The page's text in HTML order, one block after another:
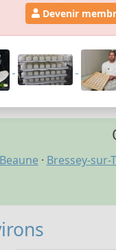
Devenir
Beaune · Bressey-sur-